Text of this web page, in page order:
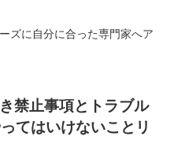
ズに自分に合った専門家へア
禁止事項とトラブル
てはいけないことリ